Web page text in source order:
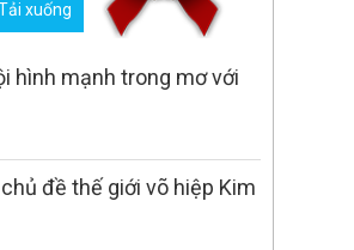
xuống
hình mạnh trong mơ với
đề thế giới võ hiệp Kim